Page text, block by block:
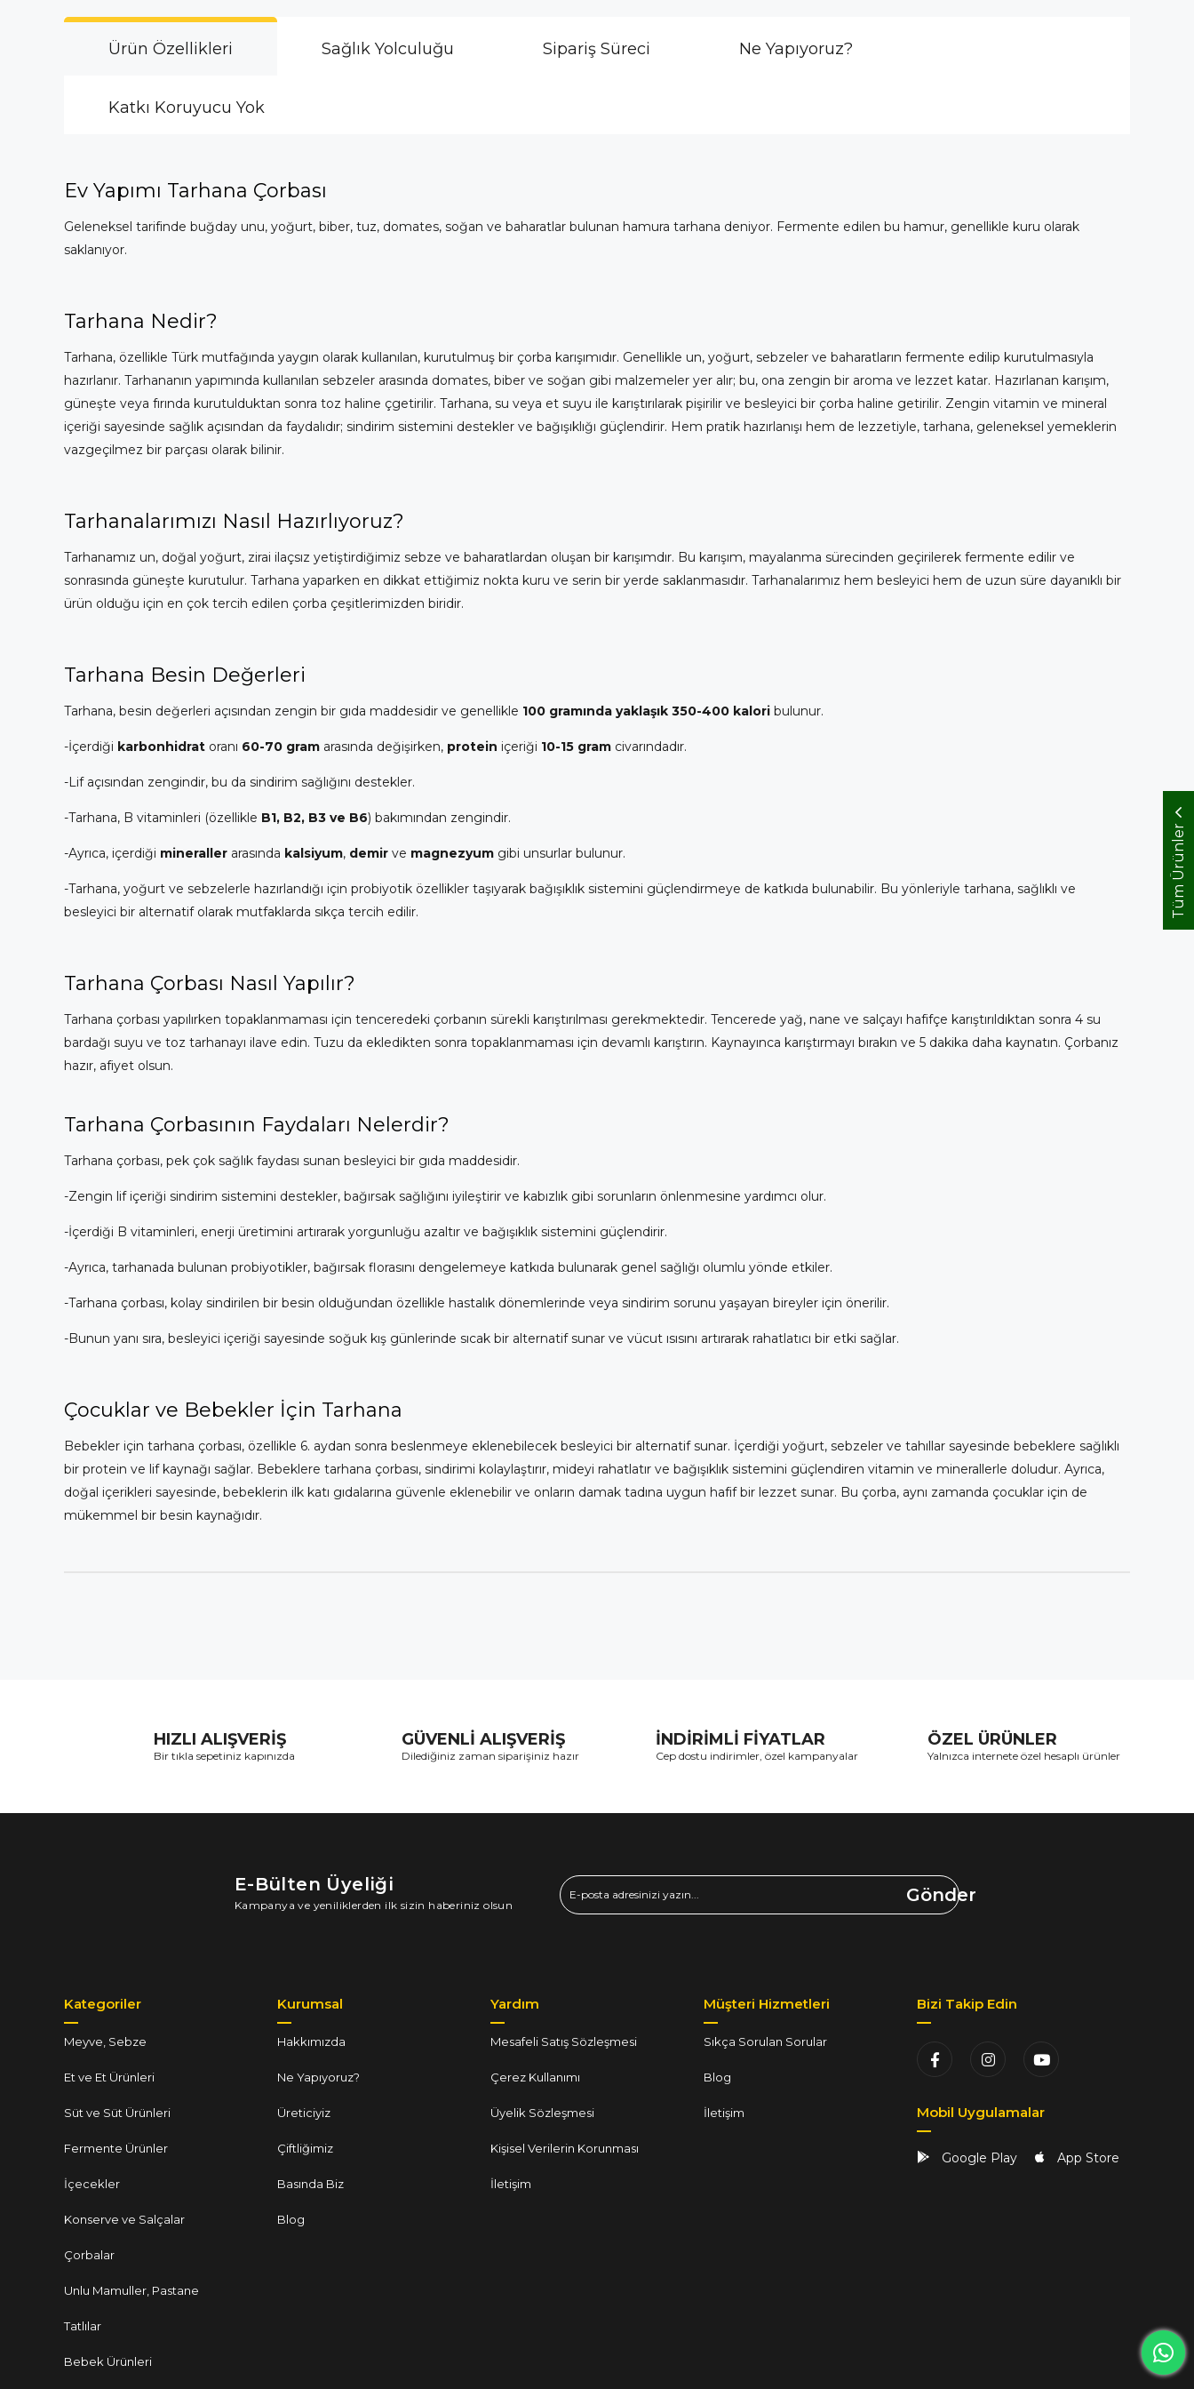
Tüm Ürünler
Ürün Özellikleri Sağlık Yolculuğu Sipariş Süreci Ne Yapıyoruz?
Katkı Koruyucu Yok
Ev Yapımı Tarhana Çorbası
Geleneksel tarifinde buğday unu, yoğurt, biber, tuz, domates, soğan ve baharatlar bulunan hamura tarhana deniyor. Fermente edilen bu hamur, genellikle kuru olarak
saklanıyor.
Tarhana Nedir?
Tarhana, özellikle Türk mutfağında yaygın olarak kullanılan, kurutulmuş bir çorba karışımıdır. Genellikle un, yoğurt, sebzeler ve baharatların fermente edilip kurutulmasıyla
hazırlanır. Tarhananın yapımında kullanılan sebzeler arasında domates, biber ve soğan gibi malzemeler yer alır; bu, ona zengin bir aroma ve lezzet katar. Hazırlanan karışım,
güneşte veya fırında kurutulduktan sonra toz haline çgetirilir. Tarhana, su veya et suyu ile karıştırılarak pişirilir ve besleyici bir çorba haline getirilir. Zengin vitamin ve mineral
içeriği sayesinde sağlık açısından da faydalıdır; sindirim sistemini destekler ve bağışıklığı güçlendirir. Hem pratik hazırlanışı hem de lezzetiyle, tarhana, geleneksel yemeklerin
vazgeçilmez bir parçası olarak bilinir.
Tarhanalarımızı Nasıl Hazırlıyoruz?
Tarhanamız un, doğal yoğurt, zirai ilaçsız yetiştirdiğimiz sebze ve baharatlardan oluşan bir karışımdır. Bu karışım, mayalanma sürecinden geçirilerek fermente edilir ve
sonrasında güneşte kurutulur. Tarhana yaparken en dikkat ettiğimiz nokta kuru ve serin bir yerde saklanmasıdır. Tarhanalarımız hem besleyici hem de uzun süre dayanıklı bir
ürün olduğu için en çok tercih edilen çorba çeşitlerimizden biridir.
Tarhana Besin Değerleri
Tarhana, besin değerleri açısından zengin bir gıda maddesidir ve genellikle 100 gramında yaklaşık 350-400 kalori bulunur.
-İçerdiği karbonhidrat oranı 60-70 gram arasında değişirken, protein içeriği 10-15 gram civarındadır.
-Lif açısından zengindir, bu da sindirim sağlığını destekler.
-Tarhana, B vitaminleri (özellikle B1, B2, B3 ve B6) bakımından zengindir.
-Ayrıca, içerdiği mineraller arasında kalsiyum, demir ve magnezyum gibi unsurlar bulunur.
-Tarhana, yoğurt ve sebzelerle hazırlandığı için probiyotik özellikler taşıyarak bağışıklık sistemini güçlendirmeye de katkıda bulunabilir. Bu yönleriyle tarhana, sağlıklı ve
besleyici bir alternatif olarak mutfaklarda sıkça tercih edilir.
Tarhana Çorbası Nasıl Yapılır?
Tarhana çorbası yapılırken topaklanmaması için tenceredeki çorbanın sürekli karıştırılması gerekmektedir. Tencerede yağ, nane ve salçayı hafifçe karıştırıldıktan sonra 4 su
bardağı suyu ve toz tarhanayı ilave edin. Tuzu da ekledikten sonra topaklanmaması için devamlı karıştırın. Kaynayınca karıştırmayı bırakın ve 5 dakika daha kaynatın. Çorbanız
hazır, afiyet olsun.
Tarhana Çorbasının Faydaları Nelerdir?
Tarhana çorbası, pek çok sağlık faydası sunan besleyici bir gıda maddesidir.
-Zengin lif içeriği sindirim sistemini destekler, bağırsak sağlığını iyileştirir ve kabızlık gibi sorunların önlenmesine yardımcı olur.
-İçerdiği B vitaminleri, enerji üretimini artırarak yorgunluğu azaltır ve bağışıklık sistemini güçlendirir.
-Ayrıca, tarhanada bulunan probiyotikler, bağırsak florasını dengelemeye katkıda bulunarak genel sağlığı olumlu yönde etkiler.
-Tarhana çorbası, kolay sindirilen bir besin olduğundan özellikle hastalık dönemlerinde veya sindirim sorunu yaşayan bireyler için önerilir.
-Bunun yanı sıra, besleyici içeriği sayesinde soğuk kış günlerinde sıcak bir alternatif sunar ve vücut ısısını artırarak rahatlatıcı bir etki sağlar.
Çocuklar ve Bebekler İçin Tarhana
Bebekler için tarhana çorbası, özellikle 6. aydan sonra beslenmeye eklenebilecek besleyici bir alternatif sunar. İçerdiği yoğurt, sebzeler ve tahıllar sayesinde bebeklere sağlıklı
bir protein ve lif kaynağı sağlar. Bebeklere tarhana çorbası, sindirimi kolaylaştırır, mideyi rahatlatır ve bağışıklık sistemini güçlendiren vitamin ve minerallerle doludur. Ayrıca,
doğal içerikleri sayesinde, bebeklerin ilk katı gıdalarına güvenle eklenebilir ve onların damak tadına uygun hafif bir lezzet sunar. Bu çorba, aynı zamanda çocuklar için de
mükemmel bir besin kaynağıdır.
HIZLI ALIŞVERİŞ
Bir tıkla sepetiniz kapınızda
GÜVENLİ ALIŞVERİŞ
Dilediğiniz zaman siparişiniz hazır
İNDİRİMLİ FİYATLAR
Cep dostu indirimler, özel kampanyalar
ÖZEL ÜRÜNLER
Yalnızca internete özel hesaplı ürünler
E-Bülten Üyeliği
Kampanya ve yeniliklerden ilk sizin haberiniz olsun Gönder
Kategoriler
Meyve, Sebze
Et ve Et Ürünleri
Süt ve Süt Ürünleri
Fermente Ürünler
İçecekler
Konserve ve Salçalar
Çorbalar
Unlu Mamuller, Pastane
Tatlılar
Bebek Ürünleri
Kurumsal
Hakkımızda
Ne Yapıyoruz?
Üreticiyiz
Çiftliğimiz
Basında Biz
Blog
Yardım
Mesafeli Satış Sözleşmesi
Çerez Kullanımı
Üyelik Sözleşmesi
Kişisel Verilerin Korunması
İletişim
Müşteri Hizmetleri
Sıkça Sorulan Sorular
Blog
İletişim
Bizi Takip Edin
Mobil Uygulamalar
Google Play App Store